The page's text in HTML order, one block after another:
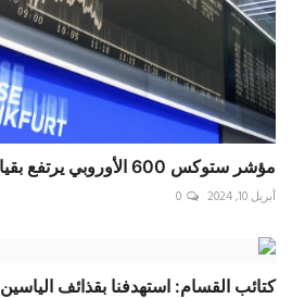
مؤشر ستوكس 600 الأوروبي يرتفع بقيادة أسهم التكنولوجيا
أبريل 10, 2024 0
كتائب القسام: استهدفنا بقذائف الياسين 105 ناقلة جند وجر...